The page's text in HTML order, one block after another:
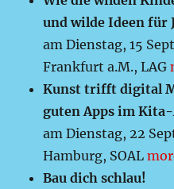
und wilde Ideen für
am Dienstag, 15
Frankfurt a.M., LAG
Kunst trifft digital
guten Apps im
am Dienstag, 22
Hamburg, SOAL
Bau dich schlau!